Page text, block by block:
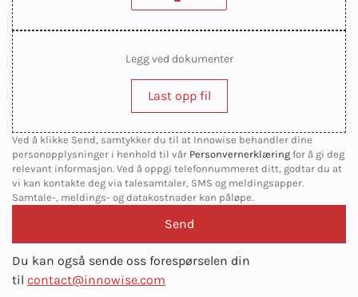
Legg ved dokumenter
Last opp fil
Ved å klikke Send, samtykker du til at Innowise behandler dine
personopplysninger i henhold til vår Personvernerklæring for å gi deg
relevant informasjon. Ved å oppgi telefonnummeret ditt, godtar du at
vi kan kontakte deg via talesamtaler, SMS og meldingsapper.
Samtale-, meldings- og datakostnader kan påløpe.
Du kan også sende oss forespørselen din
til contact@innowise.com